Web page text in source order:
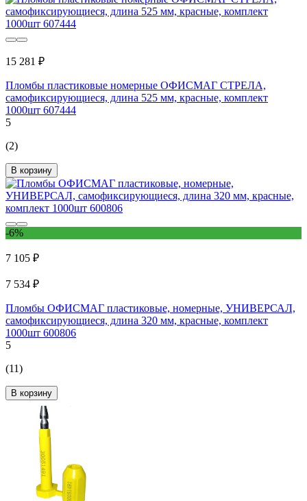
15 281 ₽
Пломбы пластиковые номерные ОФИСМАГ СТРЕЛА,
самофиксирующиеся, длина 525 мм, красные, комплект
1000шт 607444
5
(2)
В корзину
-6%
7 105 ₽
7 534 ₽
Пломбы ОФИСМАГ пластиковые, номерные, УНИВЕРСАЛ,
самофиксирующиеся, длина 320 мм, красные, комплект
1000шт 600806
5
(11)
В корзину